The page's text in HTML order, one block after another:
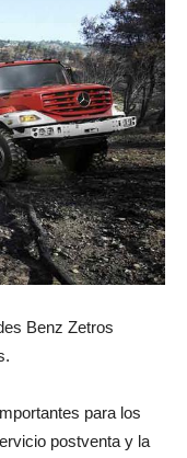
Benz Zetros
para los
postventa y la